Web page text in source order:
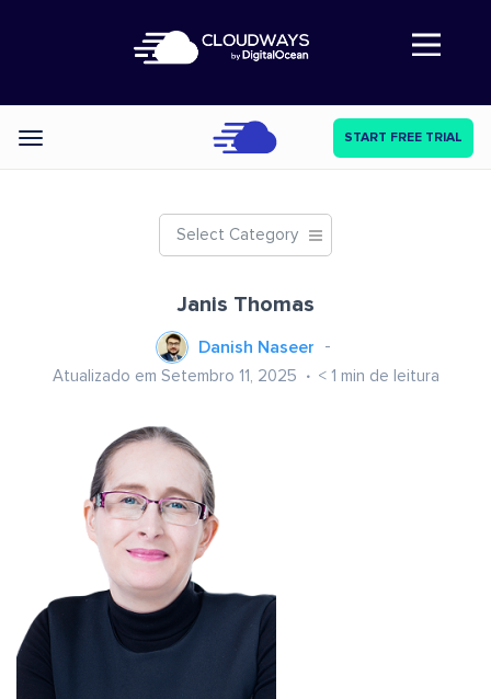
Abre a navegação
Categories START FREE TRIAL
Select Category
Janis Thomas
Danish Naseer
Atualizado em Setembro 11, 2025 < 1 min de leitura